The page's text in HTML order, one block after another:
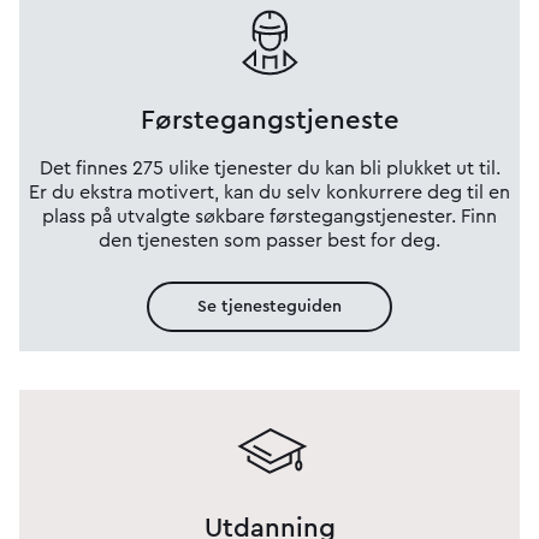
Førstegangstjeneste
Det finnes 275 ulike tjenester du kan bli plukket ut til.
Er du ekstra motivert, kan du selv konkurrere deg til en
plass på utvalgte søkbare førstegangstjenester. Finn
den tjenesten som passer best for deg.
Se tjenesteguiden
Utdanning